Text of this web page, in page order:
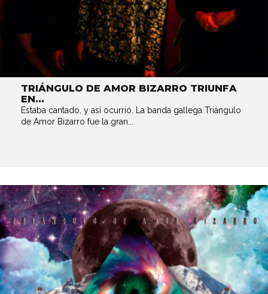
TRIÁNGULO DE AMOR BIZARRO TRIUNFA
EN...
Estaba cantado, y así ocurrió. La banda gallega Triángulo
de Amor Bizarro fue la gran...